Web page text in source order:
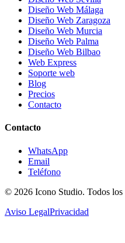
Diseño Web Málaga
Diseño Web Zaragoza
Diseño Web Murcia
Diseño Web Palma
Diseño Web Bilbao
Web Express
Soporte web
Blog
Precios
Contacto
Contacto
WhatsApp
Email
Teléfono
© 2026 Icono Studio. Todos los
Aviso LegalPrivacidad